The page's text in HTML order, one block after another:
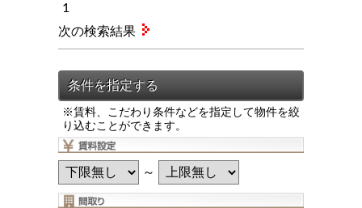
1
※賃料、こだわり条件などを指定して物件を絞
り込むことができます。
～